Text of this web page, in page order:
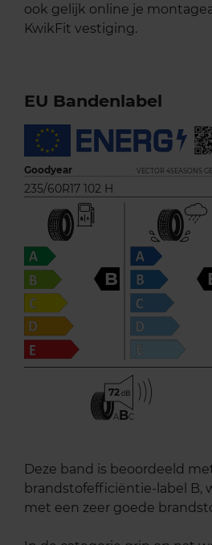
ook gelijk online je
KwikFit vestiging.
EU Bandenlabel
Goodyear VECTOR 4SEASONS
235/60R17 102 H
B
72
ABC
Deze band is beoordeeld
brandstofefficiëntie-label B,
met een zeer goede